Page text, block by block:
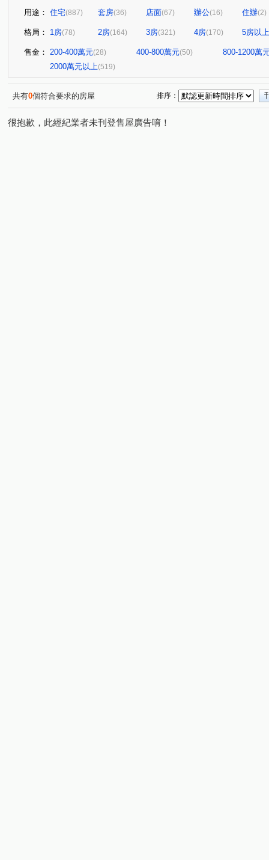
用途： 住宅(887) 套房(36) 店面(67) 辦公(16) 住辦(2)
格局： 1房(78) 2房(164) 3房(321) 4房(170) 5房以上
售金： 200-400萬元(28) 400-800萬元(50)
800-1200萬
2000萬元以上(519)
共有0個符合要求的房屋 排序：
很抱歉，此經紀業者未刊登售屋廣告唷！